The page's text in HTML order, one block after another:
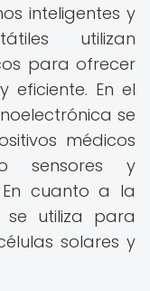
inteligentes y
utilizan
para ofrecer
eficiente. En el
se
médicos
sensores y
En cuanto a la
se utiliza para
solares y